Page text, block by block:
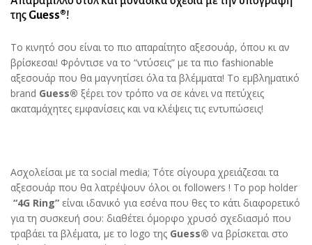
της Guess®!
Το κινητό σου είναι το πιο απαραίτητο αξεσουάρ, όπου κι αν
βρίσκεσαι! Φρόντισε να το “ντύσεις” με τα πιο fashionable
αξεσουάρ που θα μαγνητίσει όλα τα βλέμματα! Το εμβληματικό
brand Guess® ξέρει τον τρόπο να σε κάνει να πετύχεις
ακαταμάχητες εμφανίσεις και να κλέψεις τις εντυπώσεις!
Ασχολείσαι με τα social media; Τότε σίγουρα χρειάζεσαι τα
αξεσουάρ που θα λατρέψουν όλοι οι followers ! To pop holder
“4G Ring” είναι ιδανικό για εσένα που θες το κάτι διαφορετικό
για τη συσκευή σου: διαθέτει όμορφο χρυσό σχεδιασμό που
τραβάει τα βλέματα, με το logo της Guess® να βρίσκεται στο